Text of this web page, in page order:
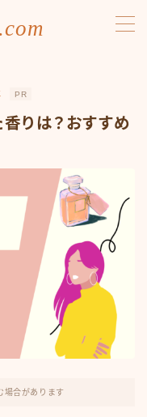
記
PR
りは？おすすめ
場合があります